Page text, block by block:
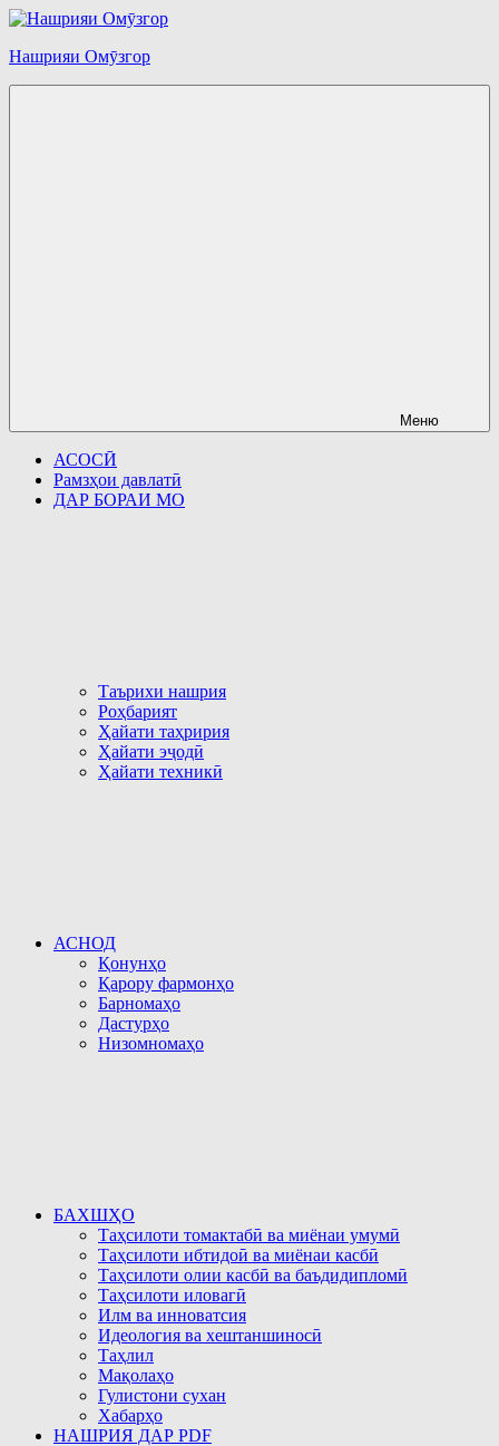
Перейти
содержимому
Нашрияи Омӯзгор
Меню
АСОСӢ
Рамзҳои давлатӣ
ДАР БОРАИ МО
Таърихи нашрия
Роҳбарият
Ҳайати таҳририя
Ҳайати эҷодӣ
Ҳайати техникӣ
АСНОД
Қонунҳо
Қарору фармонҳо
Барномаҳо
Дастурҳо
Низомномаҳо
БАХШҲО
Таҳсилоти томактабӣ ва миёнаи умумӣ
Таҳсилоти ибтидоӣ ва миёнаи касбӣ
Таҳсилоти олии касбӣ ва баъдидипломӣ
Таҳсилоти иловагӣ
Илм ва инноватсия
Идеология ва хештаншиносӣ
Таҳлил
Мақолаҳо
Гулистони сухан
Хабарҳо
НАШРИЯ ДАР PDF